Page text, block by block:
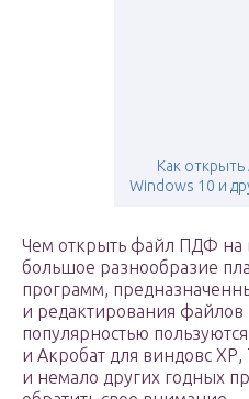
Как открыть
Windows 10 и
Чем открыть файл ПДФ на
большое разнообразие
программ,
и редактирования
популярностью
и Акробат для виндовс ХР,
и немало других годных